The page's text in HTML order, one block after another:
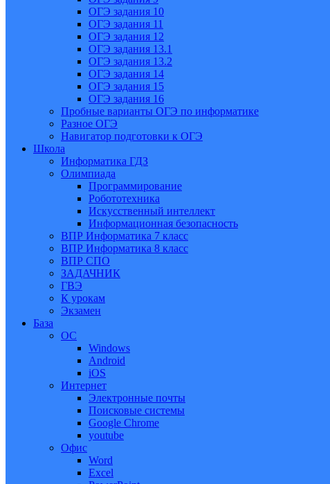
ОГЭ задания 10
ОГЭ задания 11
ОГЭ задания 12
ОГЭ задания 13.1
ОГЭ задания 13.2
ОГЭ задания 14
ОГЭ задания 15
ОГЭ задания 16
Пробные варианты ОГЭ по информатике
Разное ОГЭ
Навигатор подготовки к ОГЭ
Школа
Информатика ГДЗ
Олимпиада
Программирование
Робототехника
Искусственный интеллект
Информационная безопасность
ВПР Информатика 7 класс
ВПР Информатика 8 класс
ВПР СПО
ЗАДАЧНИК
ГВЭ
К урокам
Экзамен
База
ОС
Windows
Android
iOS
Интернет
Электронные почты
Поисковые системы
Google Chrome
youtube
Офис
Word
Excel